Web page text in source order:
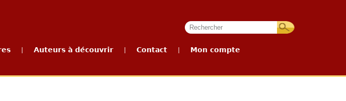
Auteurs à découvrir Contact Mon compte